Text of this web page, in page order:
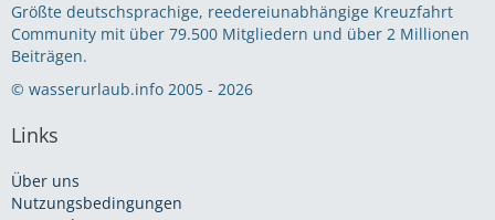
Größte deutschsprachige, reedereiunabhängige Kreuzfahrt
Community mit über 79.500 Mitgliedern und über 2 Millionen
Beiträgen.
© wasserurlaub.info 2005 - 2026
Links
Über uns
Nutzungsbedingungen